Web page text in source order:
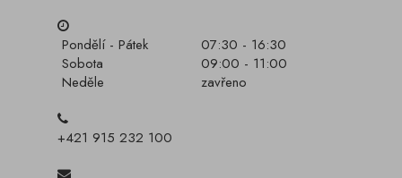
Pondělí - Pátek
07:30 - 16:30
Sobota
09:00 - 11:00
Neděle
zavřeno
+421 915 232 100